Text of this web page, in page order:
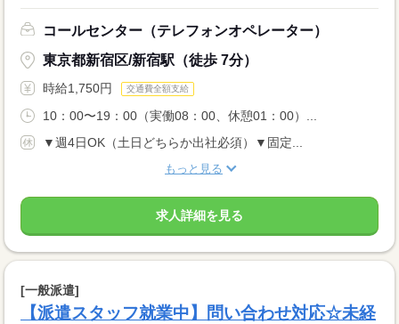
コールセンター（テレフォンオペレーター）
東京都新宿区/新宿駅（徒歩 7分）
時給1,750円 交通費全額支給
10：00〜19：00（実働08：00、休憩01：00）...
▼週4日OK（土日どちらか出社必須）▼固定...
もっと見る
求人詳細を見る
[一般派遣]
【派遣スタッフ就業中】問い合わせ対応☆未経